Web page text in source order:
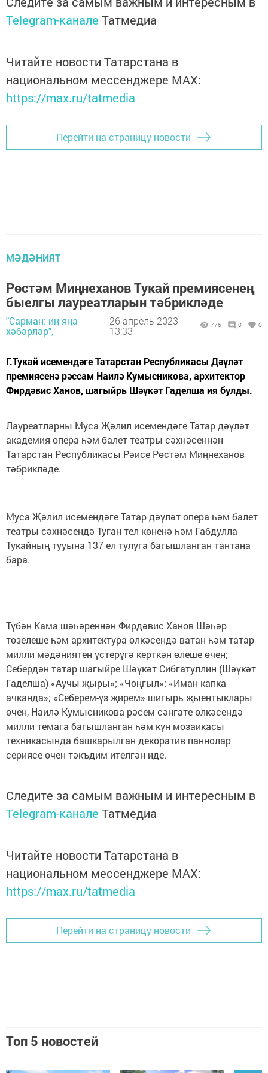
Telegram-канале Татмедиа
Читайте новости Татарстана в
национальном мессенджере MАХ:
https://max.ru/tatmedia
Перейти на страницу новости
МӘДӘНИЯТ
Рөстәм Миңнеханов Тукай премиясенең
быелгы лауреатларын тәбрикләде
"Сарман: иң яңа
хәбәрләр",
26 апрель 2023 -
13:33
776 0 0
Г.Тукай исемендәге Татарстан Республикасы Дәүләт
премиясенә рәссам Наилә Кумысникова, архитектор
Фирдәвис Ханов, шагыйрь Шәүкәт Гаделша ия булды.
Лауреатларны Муса Җәлил исемендәге Татар дәүләт
академия опера һәм балет театры сәхнәсеннән
Татарстан Республикасы Рәисе Рөстәм Миңнеханов
тәбрикләде.
Муса Җәлил исемендәге Татар дәүләт опера һәм балет
театры сәхнәсендә Туган тел көненә һәм Габдулла
Тукайның тууына 137 ел тулуга багышланган тантана
бара.
Түбән Кама шәһәреннән Фирдәвис Ханов Шәһәр
төзелеше һәм архитектура өлкәсендә ватан һәм татар
милли мәдәниятен үстерүгә керткән өлеше өчен;
Себердән татар шагыйре Шәүкәт Сибгатуллин (Шәүкәт
Гаделша) «Аучы җыры»; «Чоңгыл»; «Иман капка
ачканда»; «Себерем-үз җирем» шигырь җыентыклары
өчен, Наилә Кумысникова рәсем сәнгате өлкәсендә
милли темага багышланган һәм күн мозаикасы
техникасында башкарылган декоратив паннолар
сериясе өчен тәкъдим ителгән иде.
Следите за самым важным и интересным в
Telegram-канале Татмедиа
Читайте новости Татарстана в
национальном мессенджере MАХ:
https://max.ru/tatmedia
Перейти на страницу новости
Топ 5 новостей